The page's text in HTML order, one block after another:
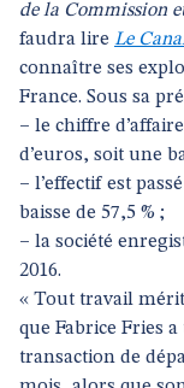
de la Commission
faudra lire Le
connaître ses
France. Sous sa
– le chiffre
d’euros, soit une
– l’effectif est
baisse de 57,5 % ;
– la société
2016.
« Tout travail
que Fabrice Fries
transaction de